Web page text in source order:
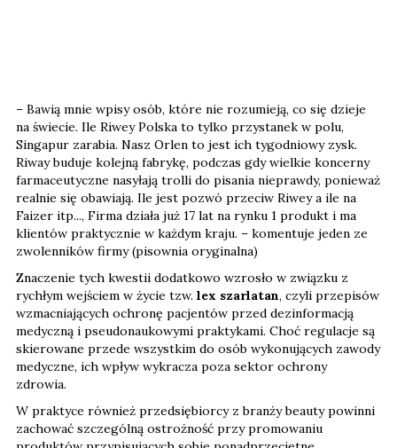
– Bawią mnie wpisy osób, które nie rozumieją, co się dzieje
na świecie. Ile Riwey Polska to tylko przystanek w polu,
Singapur zarabia. Nasz Orlen to jest ich tygodniowy zysk.
Riway buduje kolejną fabrykę, podczas gdy wielkie koncerny
farmaceutyczne nasyłają trolli do pisania nieprawdy, ponieważ
realnie się obawiają. Ile jest pozwó przeciw Riwey a ile na
Faizer itp..., Firma działa już 17 lat na rynku 1 produkt i ma
klientów praktycznie w każdym kraju. – komentuje jeden ze
zwolenników firmy (pisownia oryginalna)
Znaczenie tych kwestii dodatkowo wzrosło w związku z
rychłym wejściem w życie tzw. lex szarlatan, czyli przepisów
wzmacniających ochronę pacjentów przed dezinformacją
medyczną i pseudonaukowymi praktykami. Choć regulacje są
skierowane przede wszystkim do osób wykonujących zawody
medyczne, ich wpływ wykracza poza sektor ochrony
zdrowia.
W praktyce również przedsiębiorcy z branży beauty powinni
zachować szczególną ostrożność przy promowaniu